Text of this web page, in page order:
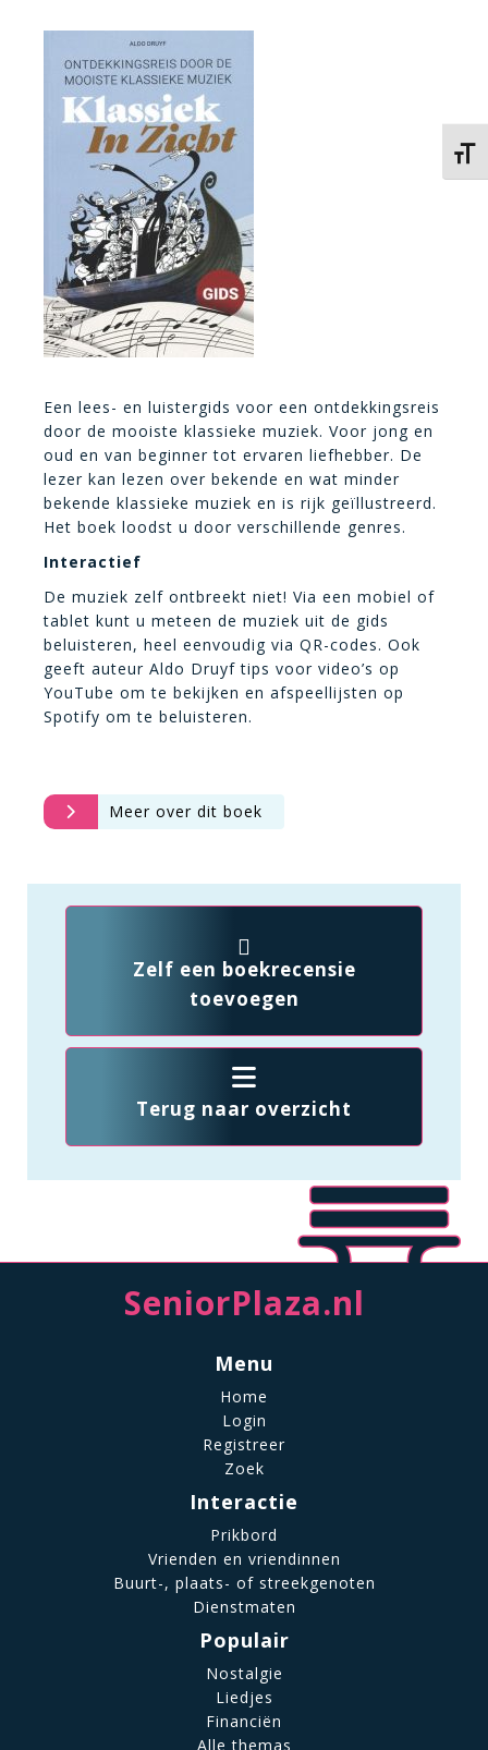
Een lees- en luistergids voor een ontdekkingsreis
door de mooiste klassieke muziek. Voor jong en
oud en van beginner tot ervaren liefhebber. De
lezer kan lezen over bekende en wat minder
bekende klassieke muziek en is rijk geïllustreerd.
Het boek loodst u door verschillende genres.
Interactief
De muziek zelf ontbreekt niet! Via een mobiel of
tablet kunt u meteen de muziek uit de gids
beluisteren, heel eenvoudig via QR-codes. Ook
geeft auteur Aldo Druyf tips voor video’s op
YouTube om te bekijken en afspeellijsten op
Spotify om te beluisteren.
Meer over dit boek
Zelf een boekrecensie
toevoegen
Terug naar overzicht
SeniorPlaza.nl
Menu
Home
Login
Registreer
Zoek
Interactie
Prikbord
Vrienden en vriendinnen
Buurt-, plaats- of streekgenoten
Dienstmaten
Populair
Nostalgie
Liedjes
Financiën
Alle themas